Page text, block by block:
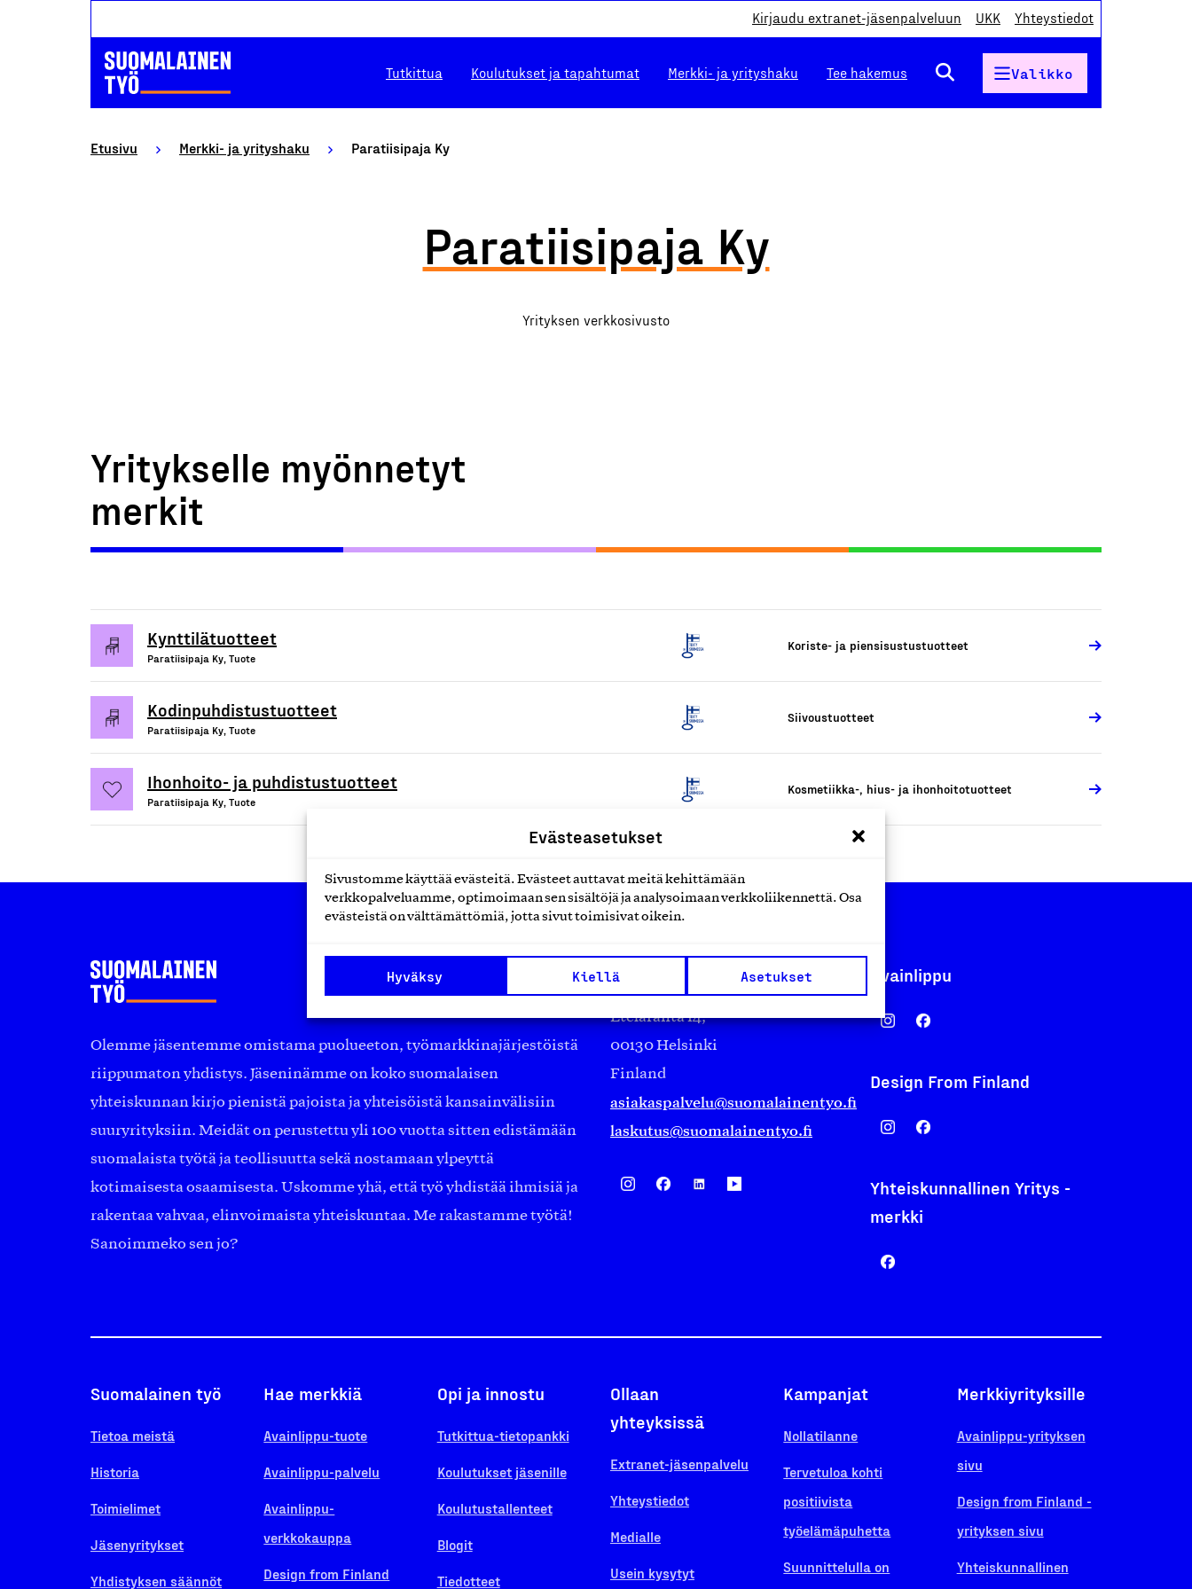
Evästeasetukset
Sivustomme käyttää evästeitä. Evästeet auttavat meitä kehittämään
verkkopalveluamme, optimoimaan sen sisältöjä ja analysoimaan verkkoliikennettä. Osa
evästeistä on välttämättömiä, jotta sivut toimisivat oikein.
Hyväksy Kiellä Asetukset
Kirjaudu extranet-jäsenpalveluun UKK Yhteystiedot
Tutkittua Koulutukset ja tapahtumat Merkki- ja yrityshaku Tee hakemus Valikko
Etusivu Merkki- ja yrityshaku Paratiisipaja Ky
Paratiisipaja Ky
Yrityksen verkkosivusto
Yritykselle myönnetyt
merkit
Kynttilätuotteet
Paratiisipaja Ky, Tuote
Koriste- ja piensisustustuotteet
Kodinpuhdistustuotteet
Paratiisipaja Ky, Tuote
Siivoustuotteet
Ihonhoito- ja puhdistustuotteet
Paratiisipaja Ky, Tuote
Kosmetiikka-, hius- ja ihonhoitotuotteet
Olemme jäsentemme omistama puolueeton, työmarkkinajärjestöistä
riippumaton yhdistys. Jäseninämme on koko suomalaisen
yhteiskunnan kirjo pienistä pajoista ja yhteisöistä kansainvälisiin
suuryrityksiin. Meidät on perustettu yli 100 vuotta sitten edistämään
suomalaista työtä ja teollisuutta sekä nostamaan ylpeyttä
kotimaisesta osaamisesta. Uskomme yhä, että työ yhdistää ihmisiä ja
rakentaa vahvaa, elinvoimaista yhteiskuntaa. Me rakastamme työtä!
Sanoimmeko sen jo?
Suomalainen työ ry
Eteläranta 14,
00130 Helsinki
Finland
asiakaspalvelu@suomalainentyo.fi
laskutus@suomalainentyo.fi
Avainlippu
Design From Finland
Yhteiskunnallinen Yritys -
merkki
Suomalainen työ
Tietoa meistä
Historia
Toimielimet
Jäsenyritykset
Yhdistyksen säännöt
Hae merkkiä
Avainlippu-tuote
Avainlippu-palvelu
Avainlippu-
verkkokauppa
Design from Finland
Opi ja innostu
Tutkittua-tietopankki
Koulutukset jäsenille
Koulutustallenteet
Blogit
Tiedotteet
Ollaan
yhteyksissä
Extranet-jäsenpalvelu
Yhteystiedot
Medialle
Usein kysytyt
Kampanjat
Nollatilanne
Tervetuloa kohti
positiivista
työelämäpuhetta
Suunnittelulla on
Merkkiyrityksille
Avainlippu-yrityksen
sivu
Design from Finland -
yrityksen sivu
Yhteiskunnallinen